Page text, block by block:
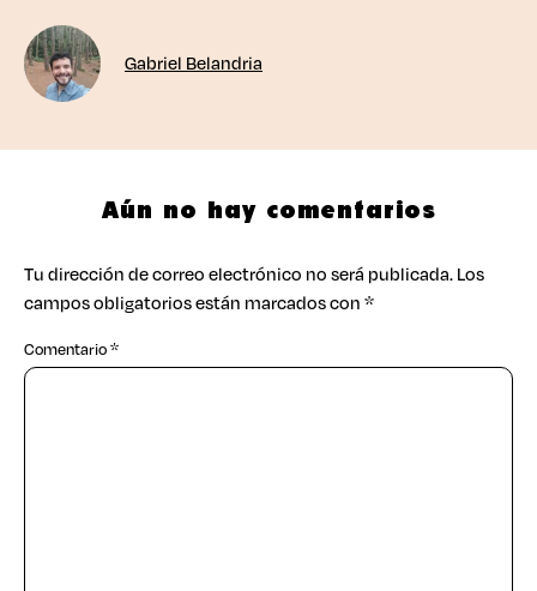
Gabriel Belandria
Aún no hay comentarios
Tu dirección de correo electrónico no será publicada.Los
campos obligatorios están marcados con*
Comentario*